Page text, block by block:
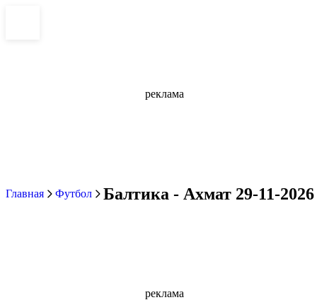
реклама
Главная Футбол Балтика - Ахмат 29-11-2026
реклама